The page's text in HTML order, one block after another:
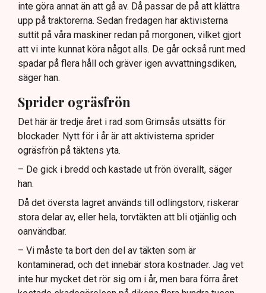
inte göra annat än att gå av. Då passar de på att klättra
upp på traktorerna. Sedan fredagen har aktivisterna
suttit på våra maskiner redan på morgonen, vilket gjort
att vi inte kunnat köra något alls. De går också runt med
spadar på flera håll och gräver igen avvattningsdiken,
säger han.
Sprider ogräsfrön
Det här är tredje året i rad som Grimsås utsätts för
blockader. Nytt för i år är att aktivisterna sprider
ogräsfrön på täktens yta.
– De gick i bredd och kastade ut frön överallt, säger
han.
Då det översta lagret används till odlingstorv, riskerar
stora delar av, eller hela, torvtäkten att bli otjänlig och
oanvändbar.
– Vi måste ta bort den del av täkten som är
kontaminerad, och det innebär stora kostnader. Jag vet
inte hur mycket det rör sig om i år, men bara förra året